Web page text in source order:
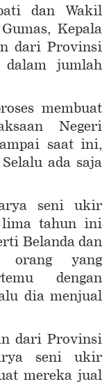
dan Wakil
Kepala
dari Provinsi
jumlah
membuat
Negeri
saat ini,
ada saja
seni ukir
lima tahun ini
Belanda dan
orang yang
dengan
dia menjual
dari Provinsi
seni ukir
mereka jual